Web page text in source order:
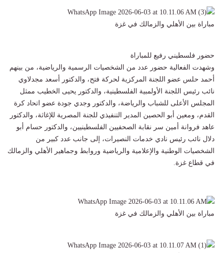
مباراة بين الأهلي والزمالك في غزة
حضور فلسطيني رفيع للمباراة
وشهدت الفعالية حضور عدد من الشخصيات الرسمية والرياضية، من بينهم
أحمد حلس عضو اللجنة المركزية لحركة فتح، والدكتور أسعد مجدلاوي
نائب رئيس اللجنة الأولمبية الفلسطينية، والدكتور يحيى الخطيب ممثل
المجلس الأعلى للشباب والرياضة، والدكتور وجدي جودة عضو اتحاد كرة
القدم، ومعين أبو الحصين المدير التنفيذي للجنة المصرية للإغاثة، والدكتور
عاهد فروانة أمين سر نقابة الصحفيين الفلسطينيين، والدكتور حسام أبو
دلال نائب رئيس نادي خدمات النصيرات، إلى جانب عدد كبير من
الشخصيات الوطنية والإعلامية والرياضية وروابط وجماهير الأهلي والزمالك
في قطاع غزة.
مباراة بين الأهلي والزمالك في غزة